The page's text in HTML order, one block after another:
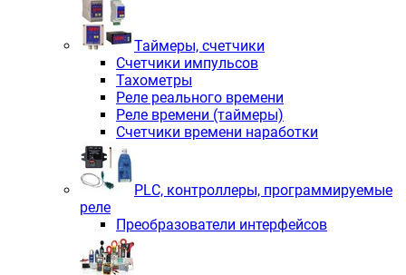
Таймеры, счетчики
Счетчики импульсов
Тахометры
Реле реального времени
Реле времени (таймеры)
Счетчики времени наработки
PLС, контроллеры, программируемые
реле
Преобразователи интерфейсов